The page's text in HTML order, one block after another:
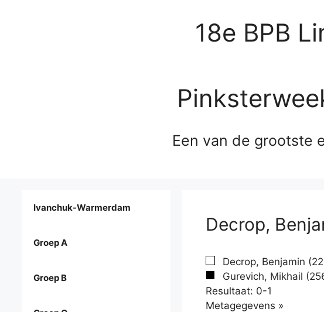
18e BPB
Een van de grootste
Decrop,
Decrop, Benjamin
Gurevich, Mikhail
Resultaat: 0-1
Metagegevens »
Ivanchuk-Warmerdam
Groep A
Groep B